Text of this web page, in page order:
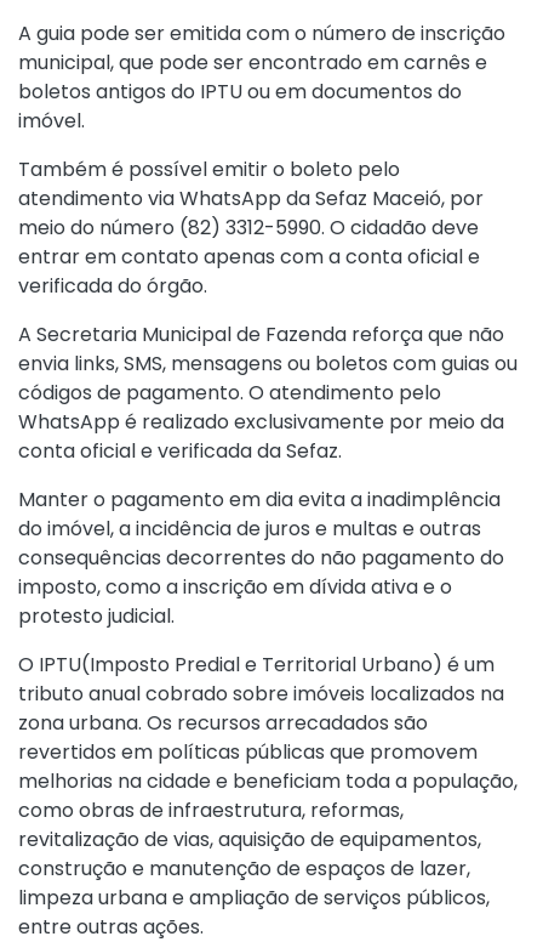
A guia pode ser emitida com o número de inscrição
municipal, que pode ser encontrado em carnês e
boletos antigos do IPTU ou em documentos do
imóvel.
Também é possível emitir o boleto pelo
atendimento via WhatsApp da Sefaz Maceió, por
meio do número (82) 3312-5990. O cidadão deve
entrar em contato apenas com a conta oficial e
verificada do órgão.
A Secretaria Municipal de Fazenda reforça que não
envia links, SMS, mensagens ou boletos com guias ou
códigos de pagamento. O atendimento pelo
WhatsApp é realizado exclusivamente por meio da
conta oficial e verificada da Sefaz.
Manter o pagamento em dia evita a inadimplência
do imóvel, a incidência de juros e multas e outras
consequências decorrentes do não pagamento do
imposto, como a inscrição em dívida ativa e o
protesto judicial.
O IPTU(Imposto Predial e Territorial Urbano) é um
tributo anual cobrado sobre imóveis localizados na
zona urbana. Os recursos arrecadados são
revertidos em políticas públicas que promovem
melhorias na cidade e beneficiam toda a população,
como obras de infraestrutura, reformas,
revitalização de vias, aquisição de equipamentos,
construção e manutenção de espaços de lazer,
limpeza urbana e ampliação de serviços públicos,
entre outras ações.